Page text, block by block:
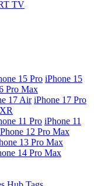
TV
15 Pro iPhone 15
Pro Max
17 Air iPhone 17 Pro
11 Pro iPhone 11
12 Pro Max
13 Pro Max
14 Pro Max